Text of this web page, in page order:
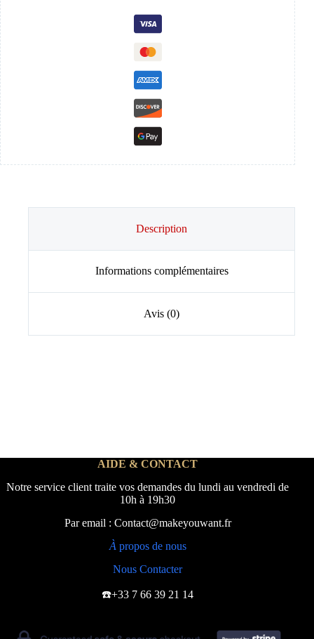
Description
Informations complémentaires
Avis (0)
AIDE & CONTACT
Notre service client traite vos demandes du lundi au vendredi de
10h à 19h30
Par email : Contact@makeyouwant.fr
À propos de nous
Nous Contacter
☎️+33 7 66 39 21 14